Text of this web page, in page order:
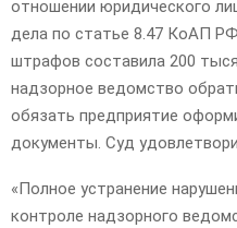
отношении юридического
дела по статье 8.47 КоАП
штрафов составила 200
надзорное ведомство
обязать предприятие
документы. Суд
«Полное устранение
контроле надзорного